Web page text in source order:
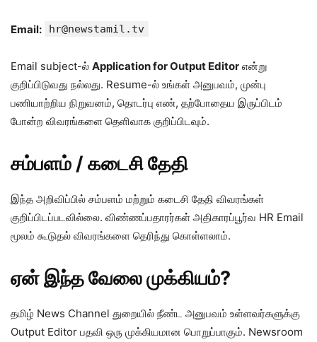
Email: hr@newstamil.tv
Email subject-ல் Application for Output Editor என்று
குறிப்பிடுவது நல்லது. Resume-ல் உங்கள் அனுபவம், முன்பு
பணியாற்றிய நிறுவனம், தொடர்பு எண், தற்போதைய இருப்பிடம்
போன்ற விவரங்களை தெளிவாக குறிப்பிடவும்.
சம்பளம் / கடைசி தேதி
இந்த அறிவிப்பில் சம்பளம் மற்றும் கடைசி தேதி விவரங்கள்
குறிப்பிடப்படவில்லை. விண்ணப்பதாரர்கள் அதிகாரப்பூர்வ HR Email
மூலம் கூடுதல் விவரங்களை தெரிந்து கொள்ளலாம்.
ஏன் இந்த வேலை முக்கியம்?
தமிழ் News Channel துறையில் நீண்ட அனுபவம் உள்ளவர்களுக்கு
Output Editor பதவி ஒரு முக்கியமான பொறுப்பாகும். Newsroom